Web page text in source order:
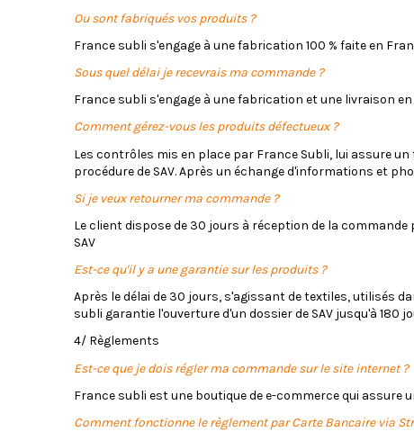
Ou sont fabriqués vos produits ?
France subli s'engage à une fabrication 100 % faite en
Sous quel délai je recevrais ma commande ?
France subli s'engage à une fabrication et une livraison
Comment gérez-vous les produits défectueux ?
Les contrôles mis en place par France Subli, lui assure
procédure de SAV. Après un échange d'informations et
Si je veux retourner ma commande ?
Le client dispose de 30 jours à réception de la
SAV
Est-ce qu'il y a une garantie sur les produits ?
Après le délai de 30 jours, s'agissant de textiles, utilisés
subli garantie l'ouverture d'un dossier de SAV jusqu'à 180
4/ Règlements
Est-ce que je dois régler ma commande sur le site internet ?
France subli est une boutique de e-commerce qui assure
Comment fonctionne le règlement par Carte Bancaire via